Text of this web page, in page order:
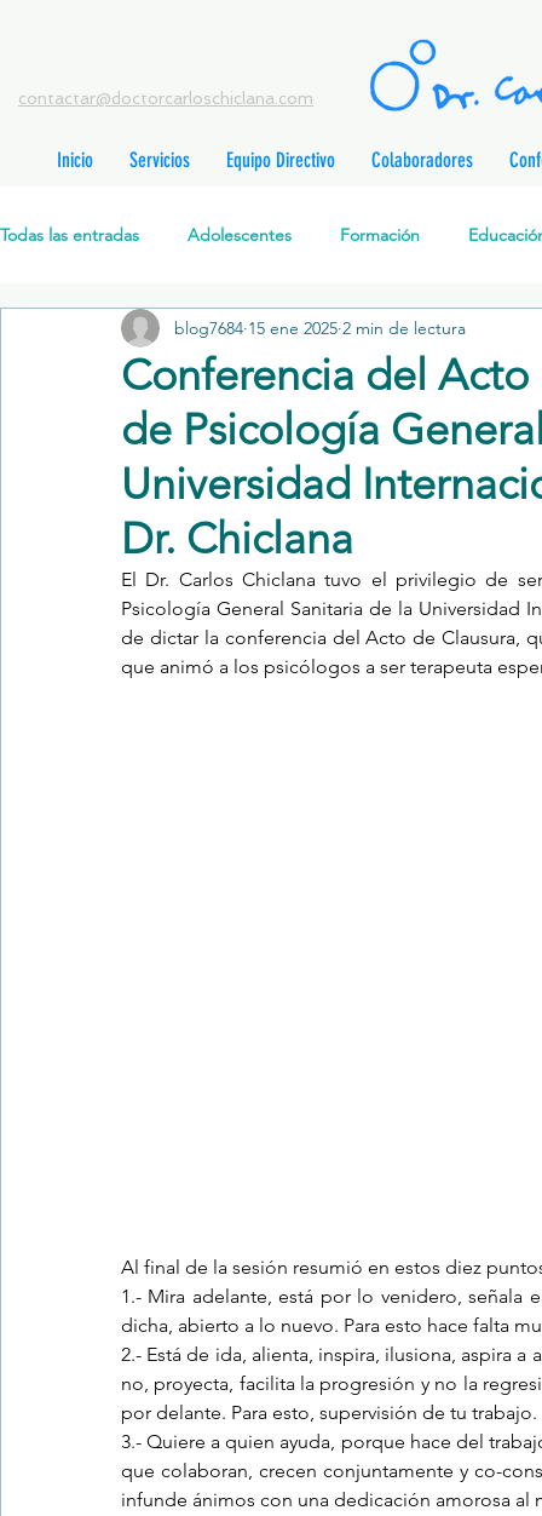
contactar@doctorcarloschiclana.com
Inicio Servicios Equipo Directivo Colaboradores
Todas las entradas Adolescentes Formación
Salud Mental Perinatal Psicoterapia Cognitivo-Analítica
Formación profesionales Jóvenes Desarrollo personal
Promoción de la salud mental
Trastornos de la conducta alimentar Infantil
Conferencia del
de Psicología
Universidad
Dr. Chiclana
blog7684 15 ene 2025 2 min de lectura
El Dr. Carlos Chiclana tuvo el privilegio de
Psicología General Sanitaria de la Universidad
de dictar la conferencia del Acto de Clausura,
que animó a los psicólogos a ser terapeuta
Al final de la sesión resumió en estos diez
1.- Mira adelante, está por lo venidero, señala
dicha, abierto a lo nuevo. Para esto hace falta
2.- Está de ida, alienta, inspira, ilusiona, aspira
no, proyecta, facilita la progresión y no la
por delante. Para esto, supervisión de tu trabajo.
3.- Quiere a quien ayuda, porque hace del
que colaboran, crecen conjuntamente y co-
infunde ánimos con una dedicación amorosa al